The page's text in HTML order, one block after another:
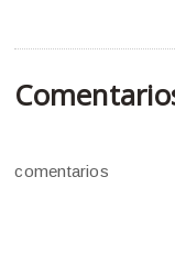
comentarios